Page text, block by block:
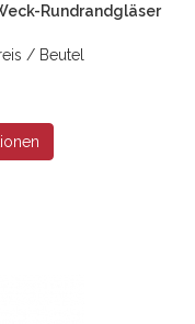
Rundrandgläser
/ Beutel